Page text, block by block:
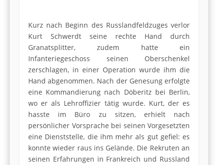
Kurz nach Beginn des Russlandfeldzuges verlor
Kurt Schwerdt seine rechte Hand durch
Granatsplitter, zudem hatte ein
Infanteriegeschoss seinen Oberschenkel
zerschlagen, in einer Operation wurde ihm die
Hand abgenommen. Nach der Genesung erfolgte
eine Kommandierung nach Döberitz bei Berlin,
wo er als Lehroffizier tätig wurde. Kurt, der es
hasste im Büro zu sitzen, erhielt nach
persönlicher Vorsprache bei seinen Vorgesetzten
eine Dienststelle, die ihm mehr als gut gefiel: es
konnte wieder raus ins Gelände. Die Rekruten an
seinen Erfahrungen in Frankreich und Russland